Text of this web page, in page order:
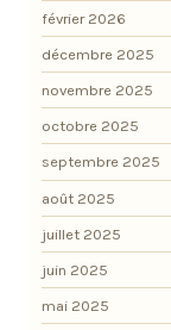
février 2026
décembre 2025
novembre 2025
octobre 2025
septembre 2025
août 2025
juillet 2025
juin 2025
mai 2025